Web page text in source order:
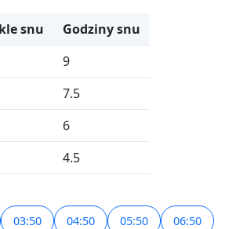
snu
Godziny snu
9
7.5
6
4.5
03:50 04:50 05:50 06:50